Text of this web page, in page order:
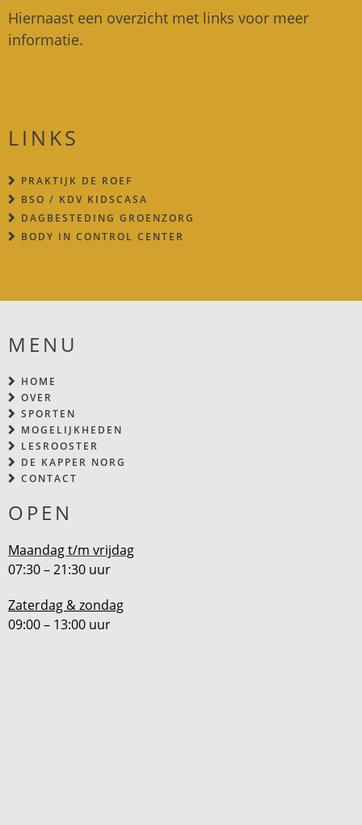
Hiernaast een overzicht met links voor meer
informatie.
LINKS
PRAKTIJK DE ROEF
BSO / KDV KIDSCASA
DAGBESTEDING GROENZORG
BODY IN CONTROL CENTER
MENU
HOME
OVER
SPORTEN
MOGELIJKHEDEN
LESROOSTER
DE KAPPER NORG
CONTACT
OPEN
Maandag t/m vrijdag
07:30 – 21:30 uur
Zaterdag & zondag
09:00 – 13:00 uur